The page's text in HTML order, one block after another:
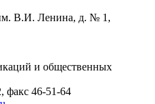
В.И. Ленина, д. № 1,
и общественных
факс 46-51-64